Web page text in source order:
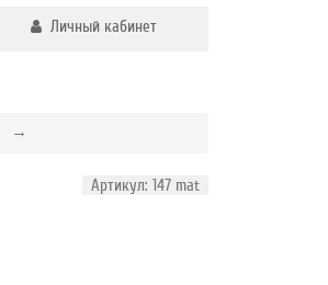
Личный кабинет
Артикул: 147 mat